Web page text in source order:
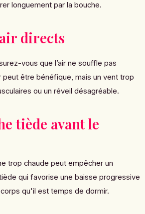
longuement par la bouche.
directs
vous que l’air ne souffle pas
peut être bénéfique, mais un vent trop
ou un réveil désagréable.
tiède avant le
trop chaude peut empêcher un
qui favorise une baisse progressive
qu'il est temps de dormir.